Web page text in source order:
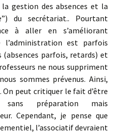
gestion des absences et la
du secrétariat.. Pourtant
à aller en s’améliorant
est parfois
parfois, retards) et
ne nous suppriment
sommes prévenus. Ainsi,
On peut critiquer le fait d’être
préparation mais
Cependant, je pense que
l’associatif devraient